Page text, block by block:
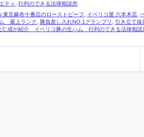
ティ
行列のできる法律相談所
東京麻布十番店のローストビーフ
イベリコ屋 六本木店
最上ランク
勝負差し入れNO.1グランプリ
引き立て抹
仁成が紹介 イベリコ豚の生ハム 行列のできる法律相談